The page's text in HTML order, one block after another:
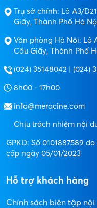
Trụ sở chính: Lô A3/
Giấy, Thành Phố Hà
Văn phòng Hà Nội: Lô
Cầu Giấy, Thành Phố
(024) 35148042 | (024)
8h00 - 17h00
info@meracine.com
Chịu trách nhiệm nội
GPKD: Số 0101887589
cấp ngày 05/01/2023
Hỗ trợ khách hàng
Chính sách biên tập nội